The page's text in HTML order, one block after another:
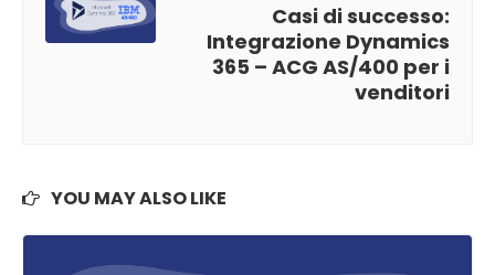
Casi di successo:
Integrazione Dynamics
365 – ACG AS/400 per i
venditori
YOU MAY ALSO LIKE